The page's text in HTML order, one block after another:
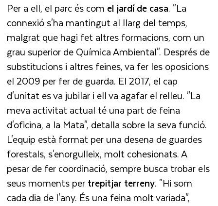
Per a ell, el parc és com el jardí de casa. "La
connexió s'ha mantingut al llarg del temps,
malgrat que hagi fet altres formacions, com un
grau superior de Química Ambiental". Després de
substitucions i altres feines, va fer les oposicions
el 2009 per fer de guarda. El 2017, el cap
d'unitat es va jubilar i ell va agafar el relleu. "La
meva activitat actual té una part de feina
d'oficina, a la Mata", detalla sobre la seva funció.
L'equip està format per una desena de guardes
forestals, s'enorgulleix, molt cohesionats. A
pesar de fer coordinació, sempre busca trobar els
seus moments pertrepitjar terreny. "Hi som
cada dia de l'any. És una feina molt variada",